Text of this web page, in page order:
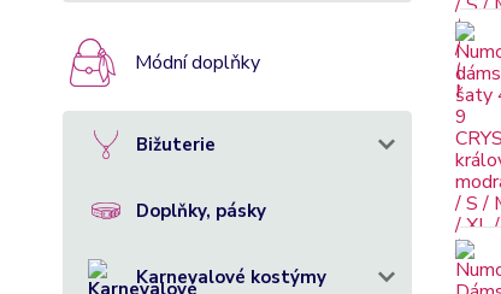
Módní doplňky
Bižuterie
Doplňky, pásky
Karnevalové kostýmy